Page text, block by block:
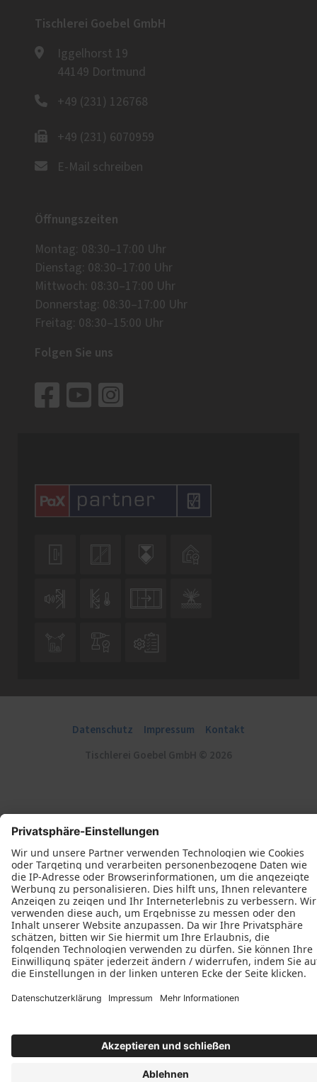
Tischlerei Goebel GmbH
Iggelhorst 19
44149 Dortmund
+49 (231) 126768
+49 (231) 6070959
E-Mail schreiben
Öffnungszeiten
Montag: 08:30–17:00 Uhr
Dienstag: 08:30–17:00 Uhr
Mittwoch: 08:30–17:00 Uhr
Donnerstag: 08:30–17:00 Uhr
Freitag: 08:30–15:00 Uhr
Folgen Sie uns
  
   
  
Datenschutz Impressum
Kontakt